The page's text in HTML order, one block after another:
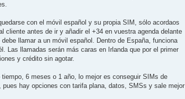
con el móvil español y su propia SIM, sólo acordaos
cliente antes de ir y añadir el +34 en vuestra agenda delante
llamar a un móvil español. Dentro de España, funciona
Las llamadas serán más caras en Irlanda que por el primer
y crédito sin agotar.
6 meses o 1 año, lo mejor es conseguir SIMs de
hay opciones con tarifa plana, datos, SMSs y sale mejor